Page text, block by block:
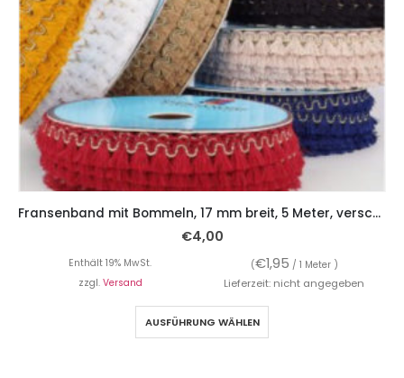
Fransenband mit Bommeln, 17 mm breit, 5 Meter, verschiedene Farben
€4,00
Enthält 19% MwSt. (€1,95 / 1 Meter )
zzgl. Versand Lieferzeit: nicht angegeben
AUSFÜHRUNG WÄHLEN